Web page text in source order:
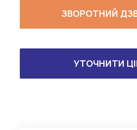
ЗВОРОТНИЙ
УТОЧНИТИ